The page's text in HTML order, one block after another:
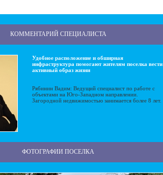
КОММЕНТАРИЙ СПЕЦИАЛИСТА
Удобное расположение и обширная
инфраструктура помогают жителям поселка вести
активный образ жизни
Рябинин Вадим: Ведущий специалист по работе с
объектами на Юго-Западном направлении.
Загородной недвижимостью занимается более 8 лет.
ФОТОГРАФИИ ПОСЕЛКА